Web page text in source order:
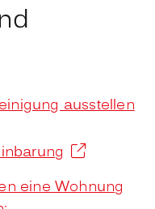
ausstellen
eine Wohnung